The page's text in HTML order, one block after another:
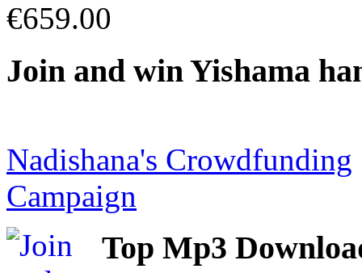
€659.00
Join and win Yishama
Nadishana's Crowdfunding
Campaign
Top Mp3